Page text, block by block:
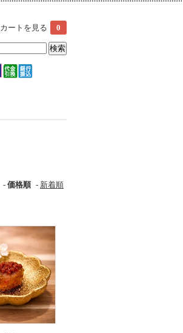
カートを見る 0
- 価格順 - 新着順